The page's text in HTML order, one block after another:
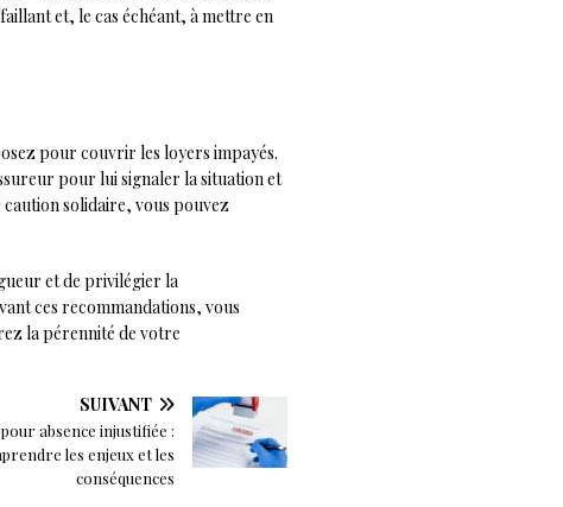
et, le cas échéant, à mettre en
pour couvrir les loyers impayés.
pour lui signaler la situation et
caution solidaire, vous pouvez
et de privilégier la
ces recommandations, vous
la pérennité de votre
SUIVANT
absence injustifiée :
les enjeux et les
conséquences